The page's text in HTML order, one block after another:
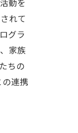
動を
れて
グラ
家族
ちの
連携